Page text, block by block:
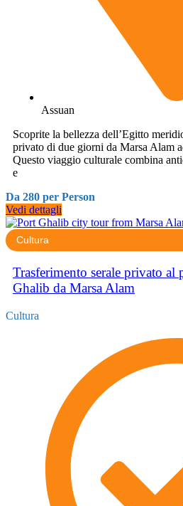
Assuan
Scoprite la bellezza dell’Egitto
privato di due giorni da Marsa Alam
Questo viaggio culturale combina
e
Da 280 per Person
Vedi dettagli
Cultura
Trasferimento serale privato
Ghalib da Marsa Alam
Cultura